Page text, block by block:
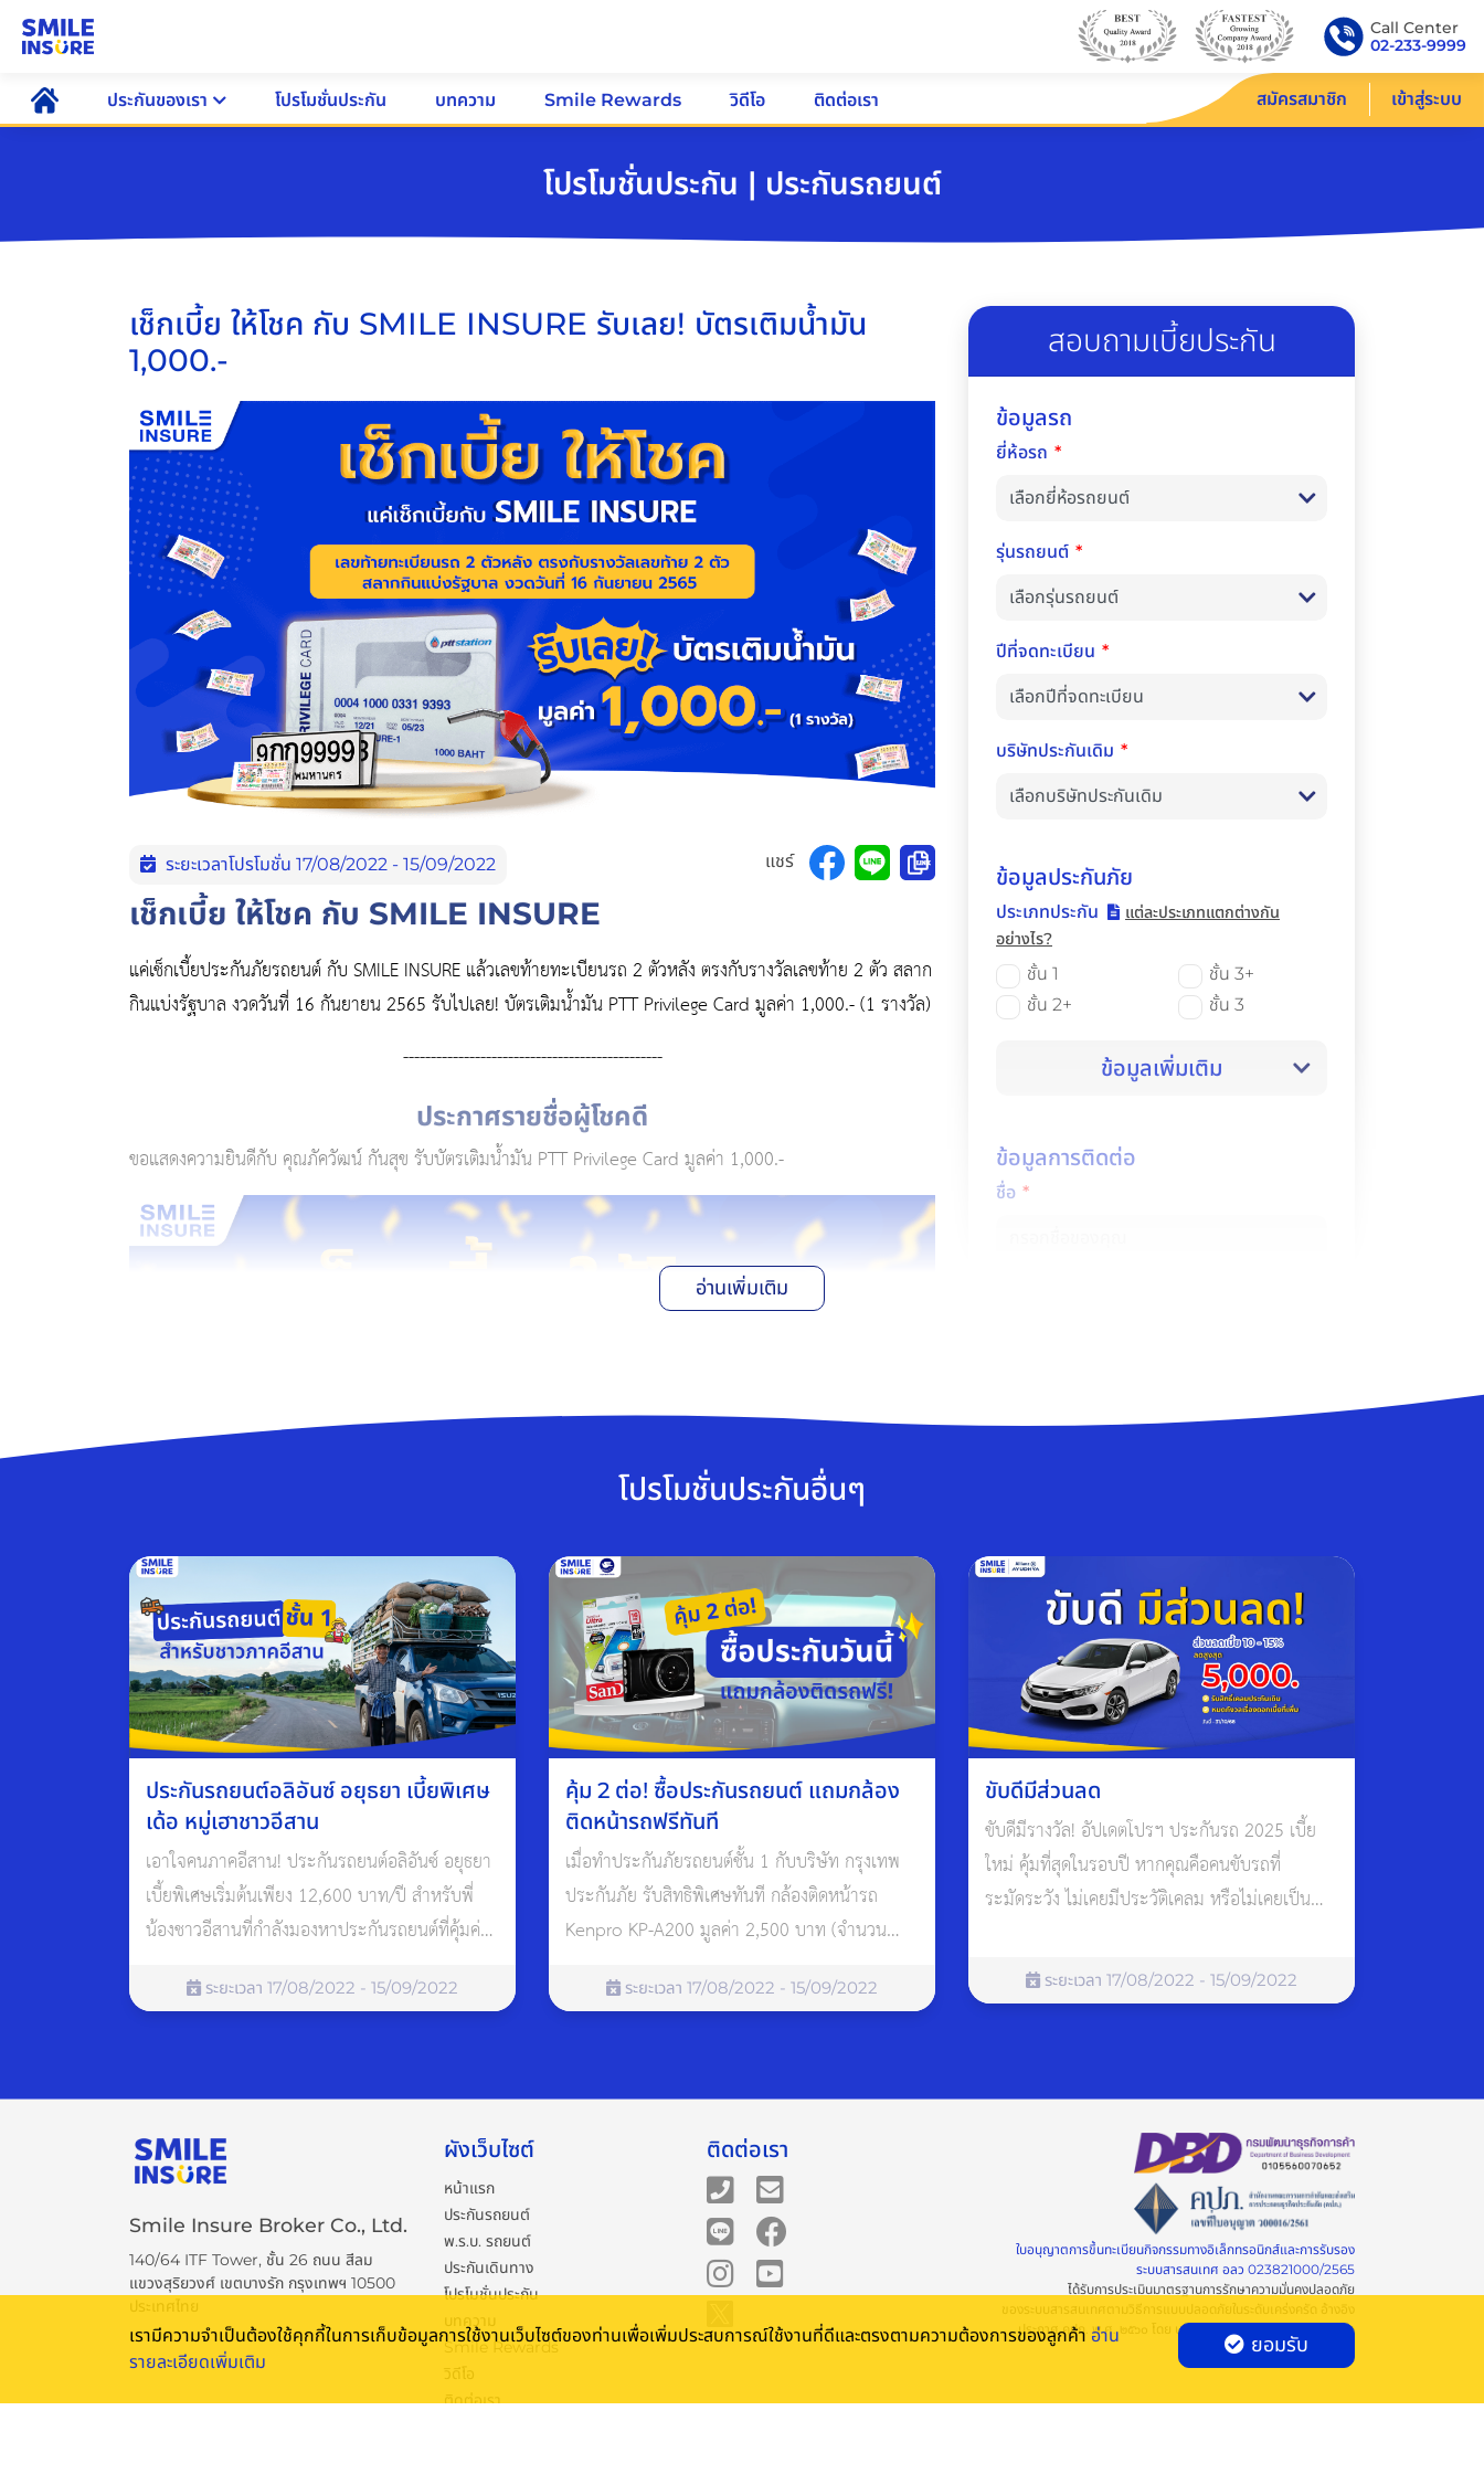
Call Center
02-233-9999
ประกันของเรา โปรโมชั่นประกัน บทความ Smile Rewards วิดีโอ ติดต่อเรา สมัครสมาชิก เข้าสู่ระบบ
โปรโมชั่นประกัน | ประกันรถยนต์
เช็กเบี้ย ให้โชค กับ SMILE INSURE รับเลย! บัตรเติมน้ำมัน
1,000.-
ระยะเวลาโปรโมชั่น 17/08/2022 - 15/09/2022 แชร์
เช็กเบี้ย ให้โชค กับ SMILE INSURE
แค่เช็กเบี้ยประกันภัยรถยนต์ กับ SMILE INSURE แล้วเลขท้ายทะเบียนรถ 2 ตัวหลัง ตรงกับรางวัลเลขท้าย 2 ตัว สลาก
กินแบ่งรัฐบาล งวดวันที่ 16 กันยายน 2565 รับไปเลย! บัตรเติมน้ำมัน PTT Privilege Card มูลค่า 1,000.- (1 รางวัล)
-----------------------------------------------
ประกาศรายชื่อผู้โชคดี
ขอแสดงความยินดีกับ คุณภัควัฒน์ กันสุข รับบัตรเติมน้ำมัน PTT Privilege Card มูลค่า 1,000.-
ขั้นตอนร่วมกิจกรรม
เช็กเบี้ยประกันรถยนต์กับ SMILE INSURE ที่ฟอร์ม “สอบถามเบี้ยประกัน” ด้านข้าง หรือด้านล่างให้ครบถ้วน
ระบุเลขทะเบียนรถของคุณ ที่ช่อง “กรอกข้อมูลอื่นๆ เพิ่มเติม”
กดส่งข้อมูล
แค่นี้ก็มีสิทธิ์รับ บัตรเติมน้ำมัน PTT Privilege Card มูลค่า 1,000.- แล้ว ใครเช็กเบี้ยก่อน ก็มีสิทธิ์ก่อนนะคะ
สอบถามเบี้ยประกัน
ข้อมูลรถ
ยี่ห้อรถ
รุ่นรถยนต์
ปีที่จดทะเบียน
บริษัทประกันเดิม
ข้อมูลประกันภัย
ประเภทประกัน
แต่ละประเภทแตกต่างกัน
อย่างไร?
ชั้น 1
ชั้น 2+
ชั้น 3+
ชั้น 3
ข้อมูลเพิ่มเติม
ข้อมูลการติดต่อ
ชื่อ
หรือ 02-233-9999
ส่งข้อมูล
อ่านเพิ่มเติม
โปรโมชั่นประกันอื่นๆ
ประกันรถยนต์อลิอันซ์ อยุธยา เบี้ยพิเศษ
เด้อ หมู่เฮาชาวอีสาน
เอาใจคนภาคอีสาน! ประกันรถยนต์อลิอันซ์ อยุธยา
เบี้ยพิเศษเริ่มต้นเพียง 12,600 บาท/ปี สำหรับพี่
น้องชาวอีสานที่กำลังมองหาประกันรถยนต์ที่คุ้มค่า
ระยะเวลา 17/08/2022 - 15/09/2022
คุ้ม 2 ต่อ! ซื้อประกันรถยนต์ แถมกล้อง
ติดหน้ารถฟรีทันที
เมื่อทำประกันภัยรถยนต์ชั้น 1 กับบริษัท กรุงเทพ
ประกันภัย รับสิทธิพิเศษทันที กล้องติดหน้ารถ
Kenpro KP-A200 มูลค่า 2,500 บาท (จำนวน
ระยะเวลา 17/08/2022 - 15/09/2022
ขับดีมีส่วนลด
ขับดีมีรางวัล! อัปเดตโปรฯ ประกันรถ 2025 เบี้ย
ใหม่ คุ้มที่สุดในรอบปี หากคุณคือคนขับรถที่
ระมัดระวัง ไม่เคยมีประวัติเคลม หรือไม่เคยเป็น
ที่ไม่ควรพลาด จากโปรโมชั่นใหม่ของ อลิอันซ์
ประกันภัย
ระยะเวลา 17/08/2022 - 15/09/2022
Smile Insure Broker Co., Ltd.
140/64 ITF Tower, ชั้น 26 ถนน สีลม
แขวงสุริยวงศ์ เขตบางรัก กรุงเทพฯ 10500
ประเทศไทย
ผังเว็บไซต์
หน้าแรก
ประกันรถยนต์
พ.ร.บ. รถยนต์
ประกันเดินทาง
โปรโมชั่นประกัน
บทความ
Smile Rewards
วิดีโอ
ติดต่อเรา
ติดต่อเรา
ใบอนุญาตการขึ้นทะเบียนกิจกรรมทางอิเล็กทรอนิกส์และการรับรอง
ระบบสารสนเทศ อลว 023821000/2565
ได้รับการประเมินมาตรฐานการรักษาความมั่นคงปลอดภัย
ของระบบสารสนเทศตามวิธีการแบบปลอดภัยในระดับเคร่งครัด อ้างอิง
ประกาศ คปภ. พ.ศ. ๒๕๖๐ โดย บริษัท เอสจีเอส(ประเทศไทย) จำกัด
เรามีความจำเป็นต้องใช้คุกกี้ในการเก็บข้อมูลการใช้งานเว็บไซต์ของท่านเพื่อเพิ่มประสบการณ์ใช้งานที่ดีและตรงตามความต้องการของลูกค้า อ่าน
รายละเอียดเพิ่มเติม
ยอมรับ